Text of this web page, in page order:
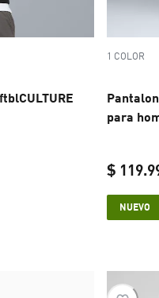
1 COLOR
para
$
NUEVO